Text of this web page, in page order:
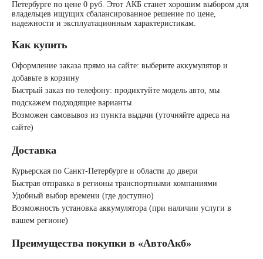
Европейские авто
Корейские авто
По цене
Мотоаккумуляторы
Петербурге по цене 0 руб. Этот АКБ станет хорошим выбором для
владельцев ищущих сбалансированное решение по цене,
надежности и эксплуатационным характеристикам.
Как купить
Оформление заказа прямо на сайте: выберите аккумулятор и
добавьте в корзину
Быстрый заказ по телефону: продиктуйте модель авто, мы
подскажем подходящие варианты
Возможен самовывоз из пункта выдачи (уточняйте адреса на
сайте)
Доставка
Курьерская по Санкт-Петербурге и области до двери
Быстрая отправка в регионы транспортными компаниями
Удобный выбор времени (где доступно)
Возможность установка аккумулятора (при наличии услуги в
вашем регионе)
Преимущества покупки в «АвтоАкб»